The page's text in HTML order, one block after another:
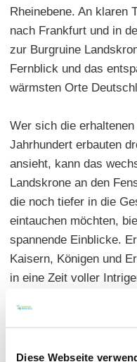
Diese Webseite
Rheinebene. An klaren
nach Frankfurt und in
zur Burgruine
Fernblick und das
wärmsten Orte
Wer sich die
Jahrhundert erbauten
ansieht, kann das
Landskrone an den
die noch tiefer in die
eintauchen möchten,
spannende Einblicke.
Kaisern, Königen und
in eine Zeit voller